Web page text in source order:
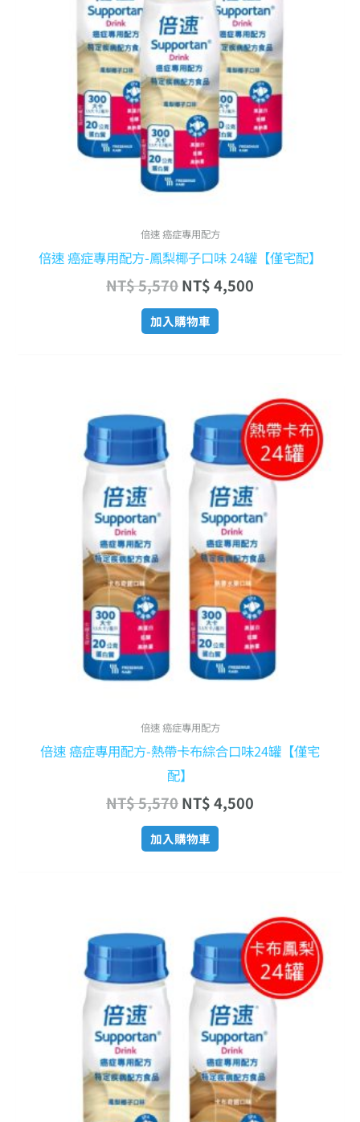
倍速 癌症專用配方
倍速 癌症專用配方-鳳梨椰子口味 24罐【僅宅配】
NT$5,570NT$4,500
加入購物車
倍速 癌症專用配方
倍速 癌症專用配方-熱帶卡布綜合口味24罐【僅宅
配】
NT$5,570
價
格：
NT$ 5,570。
NT$4,500
前
價
格：
NT$ 4,500。
加入購物車
價
格：
NT$ 5,570。
前
價
格：
NT$ 4,500。